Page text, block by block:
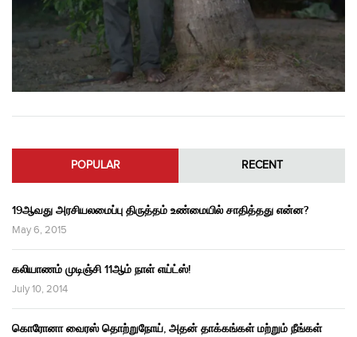
POPULAR RECENT
19ஆவது அரசியலமைப்பு திருத்தம் உண்மையில் சாதித்தது என்ன?
May 6, 2015
கலியாணம் முடிஞ்சி 11ஆம் நாள் எய்ட்ஸ்!
July 10, 2014
கொரோனா வைரஸ் தொற்றுநோய், அதன் தாக்கங்கள் மற்றும் நீங்கள்